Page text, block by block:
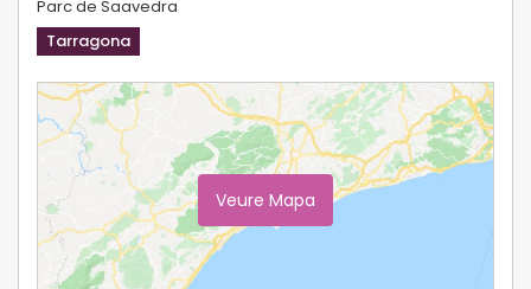
Parc de Saavedra
Tarragona
Veure Mapa